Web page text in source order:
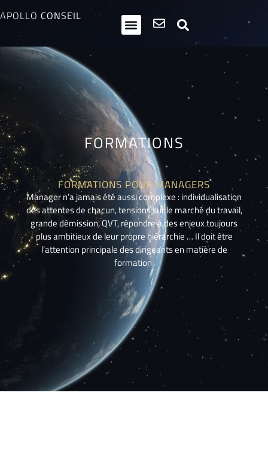
APOLLO CONSEIL
FORMATIONS
FORMATIONS POUR MANAGERS
Manager n’a jamais été aussi complexe : individualisation
des attentes de chacun, tensions sur le marché du travail,
grande démission, QVT, répondre à des enjeux toujours
plus ambitieux de leur propre hiérarchie … Il doit être
l’attention principale des dirigeants en matière de
formation.